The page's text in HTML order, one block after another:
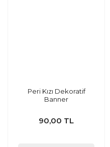
Peri Kızı Dekoratif
Banner
90,00 TL